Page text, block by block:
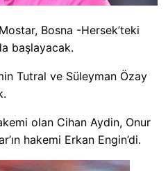
Bosna -Hersek’teki
başlayacak.
Tutral ve Süleyman Özay
olan Cihan Aydin, Onur
hakemi Erkan Engin’di.